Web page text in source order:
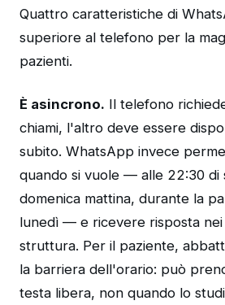
Quattro caratteristiche di
superiore al telefono per la
pazienti.
È asincrono. Il telefono
chiami, l'altro deve essere
subito. WhatsApp invece
quando si vuole — alle 22:30 di
domenica mattina, durante la
lunedì — e ricevere risposta
struttura. Per il paziente,
la barriera dell'orario: può
testa libera, non quando lo